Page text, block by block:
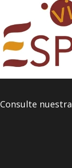
Consulte nuestra